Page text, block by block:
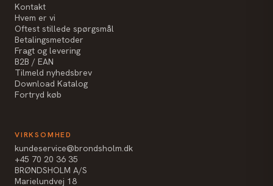
Kontakt
Hvem er vi
Oftest stillede spørgsmål
Betalingsmetoder
Fragt og levering
B2B / EAN
Tilmeld nyhedsbrev
Download Katalog
Fortryd køb
VIRKSOMHED
kundeservice@brondsholm.dk
+45 70 20 36 35
BRØNDSHOLM A/S
Marielundvej 18